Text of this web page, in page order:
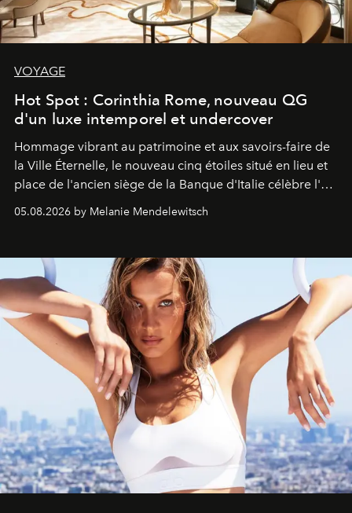
VOYAGE
Hot Spot : Corinthia Rome, nouveau QG
d'un luxe intemporel et undercover
Hommage vibrant au patrimoine et aux savoirs-faire de
la Ville Éternelle, le nouveau cinq étoiles situé en lieu et
place de l'ancien siège de la Banque d'Italie célèbre l'art
de vivre Romain dans toute son élégance intemporelle.
05.08.2026 by Melanie Mendelewitsch